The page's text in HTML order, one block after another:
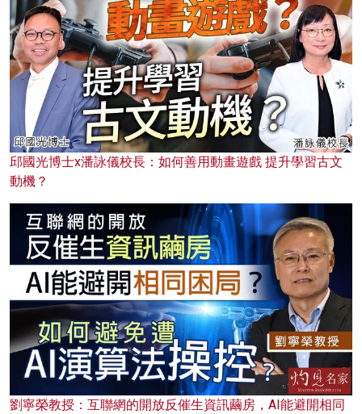
邱國光博士x潘詠儀校長：如何善用動畫遊戲 提升學習古文
動機？
劉寧榮教授：互聯網的開放反催生資訊繭房，AI能避開相同